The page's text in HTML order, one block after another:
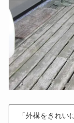
「外構をきれ